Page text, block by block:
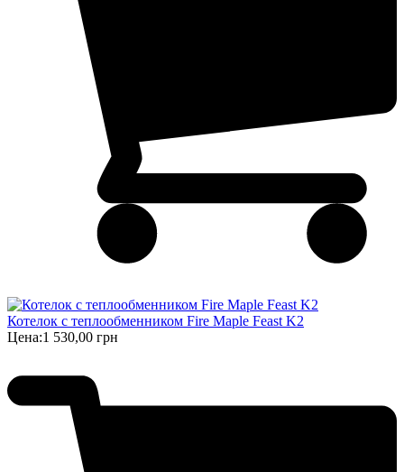
Котелок с теплообменником Fire Maple Feast K2
Цена:1 530,00 грн